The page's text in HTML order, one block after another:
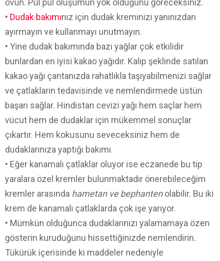
• Dudak bakımınız için dudak kreminizi yanınızdan
ayırmayın ve kullanmayı unutmayın.
• Yine dudak bakımında bazı yağlar çok etkilidir
bunlardan en iyisi kakao yağıdır. Kalıp şeklinde satılan
kakao yağı çantanızda rahatlıkla taşıyabilmenizi sağlar
ve çatlakların tedavisinde ve nemlendirmede üstün
başarı sağlar. Hindistan cevizi yağı hem saçlar hem
vücut hem de dudaklar için mükemmel sonuçlar
çıkartır. Hem kokusunu seveceksiniz hem de
dudaklarınıza yaptığı bakımı.
• Eğer kanamalı çatlaklar oluyor ise eczanede bu tip
yaralara özel kremler bulunmaktadır önerebileceğim
kremler arasında hametan ve bephantenolabilir. Bu iki
krem de kanamalı çatlaklarda çok işe yarıyor.
• Mümkün olduğunca dudaklarınızı yalamamaya özen
gösterin kuruduğunu hissettiğinizde nemlendirin.
Tükürük içerisinde ki maddeler nedeniyle